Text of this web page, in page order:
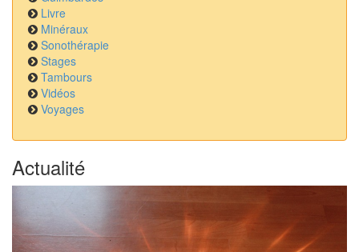
Livre
Minéraux
Sonothérapie
Stages
Tambours
Vidéos
Voyages
Actualité